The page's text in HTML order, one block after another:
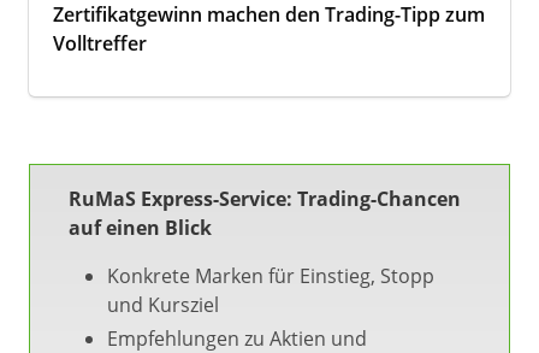
Zertifikatgewinn machen den Trading-Tipp zum
Volltreffer
RuMaS Express-Service: Trading-Chancen
auf einen Blick
Konkrete Marken für Einstieg, Stopp
und Kursziel
Empfehlungen zu Aktien und